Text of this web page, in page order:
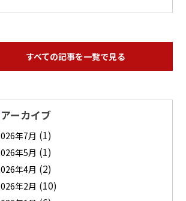
すべての記事を一覧で見る
アーカイブ
年7月 (1)
年5月 (1)
年4月 (2)
年2月 (10)